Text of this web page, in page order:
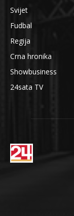
Svijet
Fudbal
Regija
Crna hronika
Showbusiness
24sata TV